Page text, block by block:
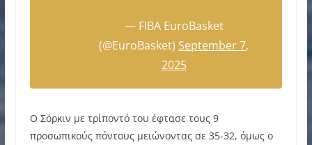
— FIBA EuroBasket
(@EuroBasket) September 7,
2025
Ο Σόρκιν με τρίποντό του έφτασε τους 9
προσωπικούς πόντους μειώνοντας σε 35-32, όμως ο